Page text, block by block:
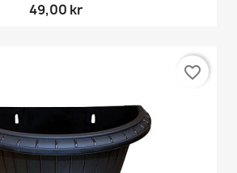
49,00 kr
favorite_border